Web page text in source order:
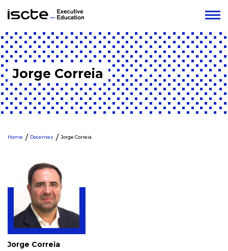
Jorge Correia
Home Docentes Jorge Correia
Jorge Correia